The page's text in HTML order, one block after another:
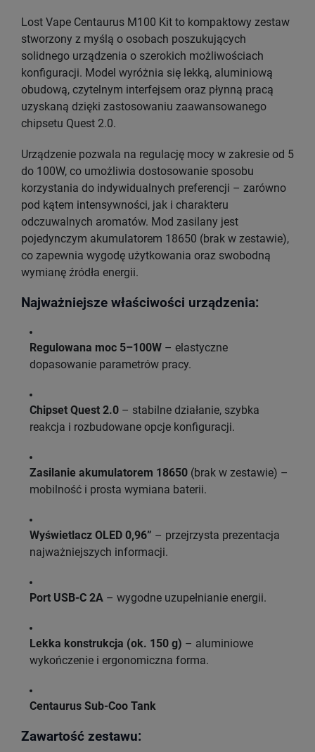
Lost Vape Centaurus M100 Kit to kompaktowy zestaw
stworzony z myślą o osobach poszukujących
solidnego urządzenia o szerokich możliwościach
konfiguracji. Model wyróżnia się lekką, aluminiową
obudową, czytelnym interfejsem oraz płynną pracą
uzyskaną dzięki zastosowaniu zaawansowanego
chipsetu Quest 2.0.
Urządzenie pozwala na regulację mocy w zakresie od 5
do 100W, co umożliwia dostosowanie sposobu
korzystania do indywidualnych preferencji – zarówno
pod kątem intensywności, jak i charakteru
odczuwalnych aromatów. Mod zasilany jest
pojedynczym akumulatorem 18650 (brak w zestawie),
co zapewnia wygodę użytkowania oraz swobodną
wymianę źródła energii.
Najważniejsze właściwości urządzenia:
Regulowana moc 5–100W – elastyczne
dopasowanie parametrów pracy.
Chipset Quest 2.0 – stabilne działanie, szybka
reakcja i rozbudowane opcje konfiguracji.
Zasilanie akumulatorem 18650 (brak w zestawie) –
mobilność i prosta wymiana baterii.
Wyświetlacz OLED 0,96” – przejrzysta prezentacja
najważniejszych informacji.
Port USB-C 2A – wygodne uzupełnianie energii.
Lekka konstrukcja (ok. 150 g) – aluminiowe
wykończenie i ergonomiczna forma.
Centaurus Sub-Coo Tank
Zawartość zestawu: